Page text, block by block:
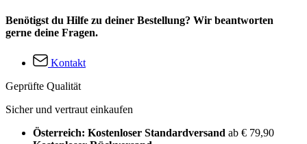
Benötigst du Hilfe zu deiner Bestellung? Wir beantworten
gerne deine Fragen.
Kontakt
Geprüfte Qualität
Sicher und vertraut einkaufen
Österreich: Kostenloser Standardversand ab € 79,90